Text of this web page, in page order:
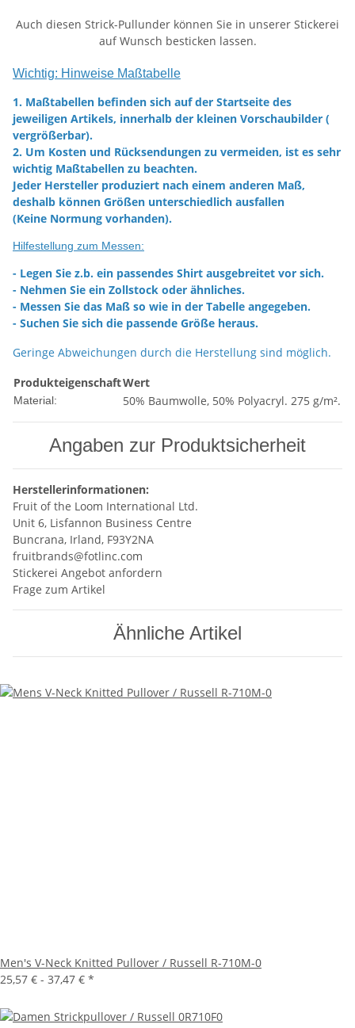
Auch diesen Strick-Pullunder können Sie in unserer Stickerei
auf Wunsch besticken lassen.
Wichtig: Hinweise Maßtabelle
1. Maßtabellen befinden sich auf der Startseite des
jeweiligen Artikels, innerhalb der kleinen Vorschaubilder (
vergrößerbar).
2. Um Kosten und Rücksendungen zu vermeiden, ist es sehr
wichtig Maßtabellen zu beachten.
Jeder Hersteller produziert nach einem anderen Maß,
deshalb können Größen unterschiedlich ausfallen
(Keine Normung vorhanden).
Hilfestellung zum Messen:
- Legen Sie z.b. ein passendes Shirt ausgebreitet vor sich.
- Nehmen Sie ein Zollstock oder ähnliches.
- Messen Sie das Maß so wie in der Tabelle angegeben.
- Suchen Sie sich die passende Größe heraus.
Geringe Abweichungen durch die Herstellung sind möglich.
ProdukteigenschaftWert
Material: 50% Baumwolle, 50% Polyacryl. 275 g/m².
Angaben zur Produktsicherheit
Herstellerinformationen:
Fruit of the Loom International Ltd.
Unit 6, Lisfannon Business Centre
Buncrana, Irland, F93Y2NA
fruitbrands@fotlinc.com
Stickerei Angebot anfordern
Frage zum Artikel
Ähnliche Artikel
Men's V-Neck Knitted Pullover / Russell R-710M-0
25,57 € - 37,47 € *